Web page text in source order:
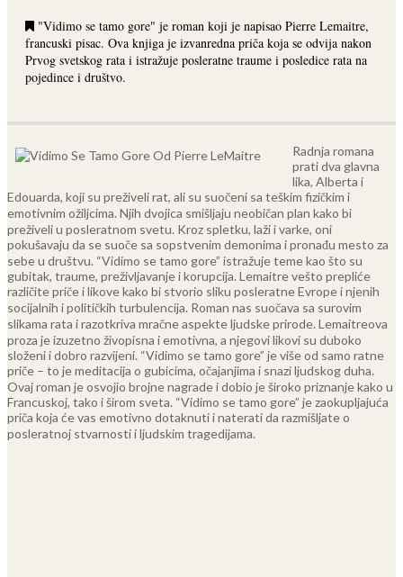
"Vidimo se tamo gore" je roman koji je napisao Pierre Lemaitre,
francuski pisac. Ova knjiga je izvanredna priča koja se odvija nakon
Prvog svetskog rata i istražuje posleratne traume i posledice rata na
pojedince i društvo.
Radnja romana
prati dva glavna
lika, Alberta i
Edouarda, koji su preživeli rat, ali su suočeni sa teškim fizičkim i
emotivnim ožiljcima. Njih dvojica smišljaju neobičan plan kako bi
preživeli u posleratnom svetu. Kroz spletku, laži i varke, oni
pokušavaju da se suoče sa sopstvenim demonima i pronađu mesto za
sebe u društvu. “Vidimo se tamo gore” istražuje teme kao što su
gubitak, traume, preživljavanje i korupcija. Lemaitre vešto prepliće
različite priče i likove kako bi stvorio sliku posleratne Evrope i njenih
socijalnih i političkih turbulencija. Roman nas suočava sa surovim
slikama rata i razotkriva mračne aspekte ljudske prirode. Lemaitreova
proza je izuzetno živopisna i emotivna, a njegovi likovi su duboko
složeni i dobro razvijeni. “Vidimo se tamo gore” je više od samo ratne
priče – to je meditacija o gubicima, očajanjima i snazi ljudskog duha.
Ovaj roman je osvojio brojne nagrade i dobio je široko priznanje kako u
Francuskoj, tako i širom sveta. “Vidimo se tamo gore” je zaokupljajuća
priča koja će vas emotivno dotaknuti i naterati da razmišljate o
posleratnoj stvarnosti i ljudskim tragedijama.